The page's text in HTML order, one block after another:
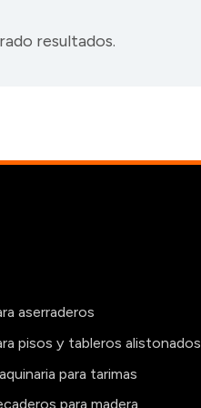
resultados.
aserraderos
pisos y tableros alistonados
para tarimas
para madera